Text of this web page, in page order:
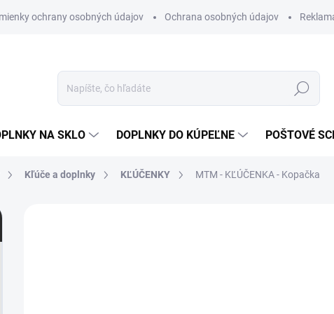
ochrany osobných údajov Ochrana osobných údajov
Hľadať
NA SKLO DOPLNKY DO KÚPEĽNE POŠTOVÉ
Kľúče a doplnky KĽÚČENKY MTM - KĽÚČENKA - Kopačka